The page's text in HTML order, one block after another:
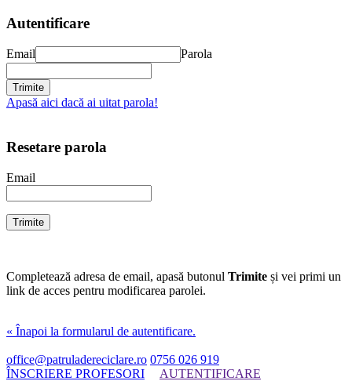
Autentificare
Email Parola
Apasă aici dacă ai uitat parola!
Resetare parola
Email
Completează adresa de email, apasă butonul Trimite și vei primi un
link de acces pentru modificarea parolei.
« Înapoi la formularul de autentificare.
office@patruladereciclare.ro 0756 026 919
ÎNSCRIERE PROFESORI
AUTENTIFICARE